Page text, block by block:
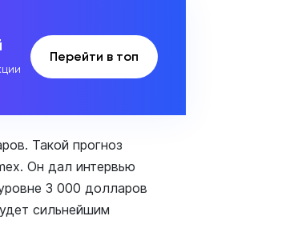
Перейти в топ
Такой прогноз
Он дал интервью
3 000 долларов
сильнейшим